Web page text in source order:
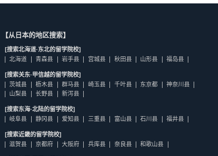
【从日本的地区搜索】
[搜索北海道·东北的留学院校]
北海道
青森县 岩手县 宫城县 秋田县 山形县 福岛县
[搜索关东·甲信越的留学院校]
茨城县
枥木县 群马县 崎玉县 千叶县 东京都
神奈川县
山梨县
长野县 新泻县
[搜索东海·北陆的留学院校]
岐阜县
静冈县 爱知县 三重县 富山县 石川县 福井县
[搜索近畿的留学院校]
滋贺县
京都府 大阪府 兵库县 奈良县 和歌山县